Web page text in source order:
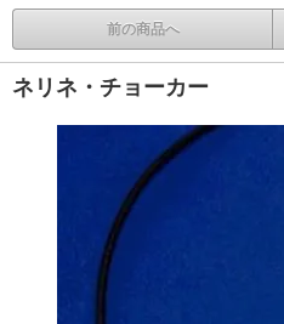
前の商品へ
ネリネ・チョーカー